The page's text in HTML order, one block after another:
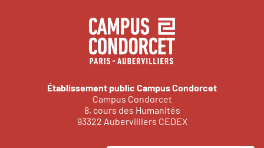
Établissement public Campus Condorcet
Campus Condorcet
8, cours des Humanités
93322 Aubervilliers CEDEX